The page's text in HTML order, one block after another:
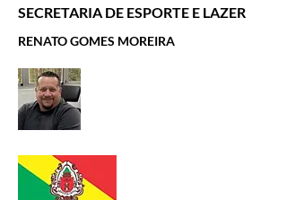
SECRETARIA DE ESPORTE E LAZER
RENATO GOMES MOREIRA